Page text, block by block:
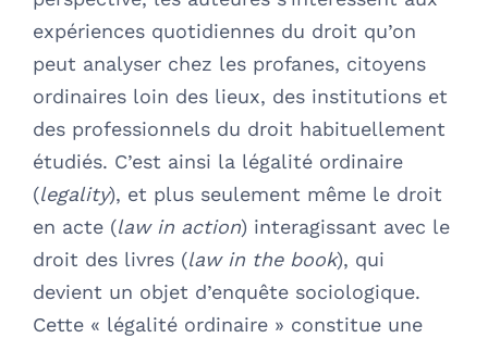
expériences quotidiennes du droit qu’on
peut analyser chez les profanes, citoyens
ordinaires loin des lieux, des institutions et
des professionnels du droit habituellement
étudiés. C’est ainsi la légalité ordinaire
(legality), et plus seulement même le droit
en acte (law in action) interagissant avec le
droit des livres (law in the book), qui
devient un objet d’enquête sociologique.
Cette « légalité ordinaire » constitue une